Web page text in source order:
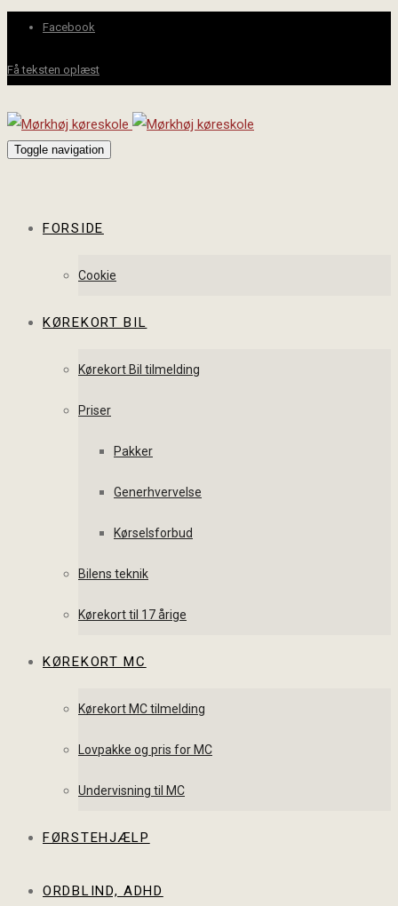
Facebook
Få teksten oplæst
Toggle navigation
FORSIDE
Cookie
KØREKORT BIL
Kørekort Bil tilmelding
Priser
Pakker
Generhvervelse
Kørselsforbud
Bilens teknik
Kørekort til 17 årige
KØREKORT MC
Kørekort MC tilmelding
Lovpakke og pris for MC
Undervisning til MC
FØRSTEHJÆLP
ORDBLIND, ADHD